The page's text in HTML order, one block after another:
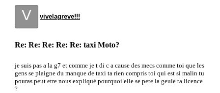
V vivelagreve!!!
Re: Re: Re: Re: Re: taxi Moto?
je suis pas a la g7 et comme je t di c a cause des mecs comme toi que les
gens se plaigne du manque de taxi ta rien compris toi qui est si malin tu
pouras peut etre nous expliqué pourquoi elle se pete la geule ta licence
?